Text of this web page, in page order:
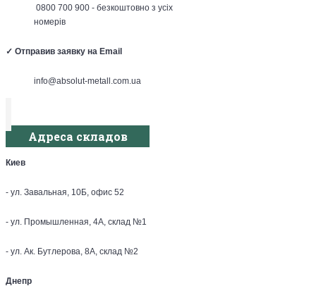
0800 700 900 - безкоштовно з усіх
номерів
✓ Отправив заявку на Email
info@absolut-metall.com.ua
Адреса складов
Киев
- ул. Завальная, 10Б, офис 52
- ул. Промышленная, 4А, склад №1
- ул. Ак. Бутлерова, 8А, склад №2
Днепр